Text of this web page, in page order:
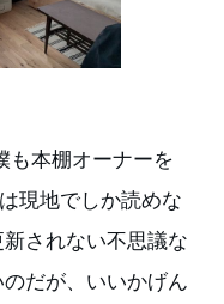
も本棚オーナーを
現地でしか読めな
されない不思議な
だが、いいかげん